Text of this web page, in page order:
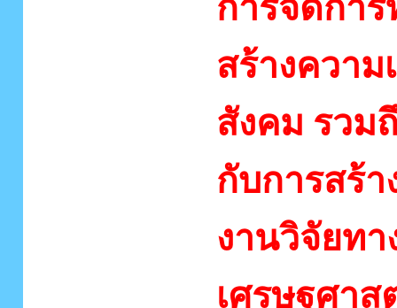
สร้างควา
สังคม รวม
กับการสร้
งานวิจัยท
เศรษฐศา